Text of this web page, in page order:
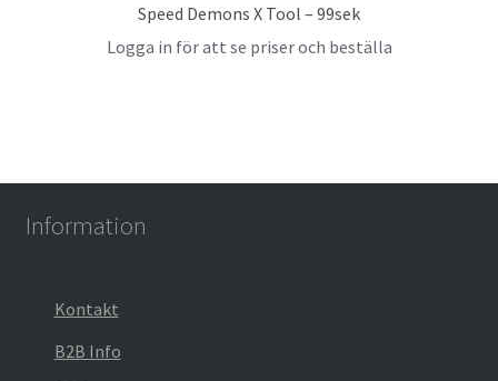
Speed Demons X Tool – 99sek
Logga in för att se priser och beställa
Information
Kontakt
B2B Info